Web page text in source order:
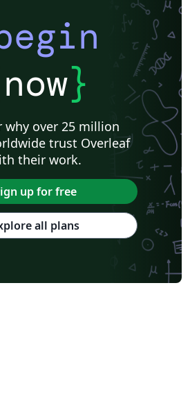
now}
why over 25 million
trust Overleaf
their work.
up for free
all plans